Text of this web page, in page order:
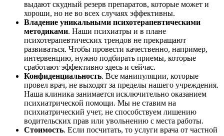
выдают скудный резерв препаратов, которые может и
хороши, но не во всех случаях эффективны.
Владение уникальными психотерапевтическими
методиками. Наши психиатры и в плане
психотерапевтических трендов не прекращают
развиваться. Чтобы провести качественно, например,
интервенцию, нужно подбирать приемы, которые
сработают эффективно здесь и сейчас.
Конфиденциальность. Все манипуляции, которые
провел врач, не выходят за пределы нашего учреждения.
Наша клиника занимается исключительно оказанием
психиатрической помощи. Мы не ставим на
психиатрический учет, не способствуем лишению
водительских прав или увольнению с места работы.
Стоимость. Если посчитать, то услуги врача от частной